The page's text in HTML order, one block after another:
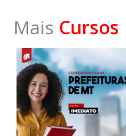
Mais Cursos